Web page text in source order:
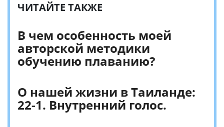
ЧИТАЙТЕ ТАКЖЕ
В чем особенность моей
авторской методики
обучению плаванию?
О нашей жизни в Таиланде:
22-1. Внутренний голос.